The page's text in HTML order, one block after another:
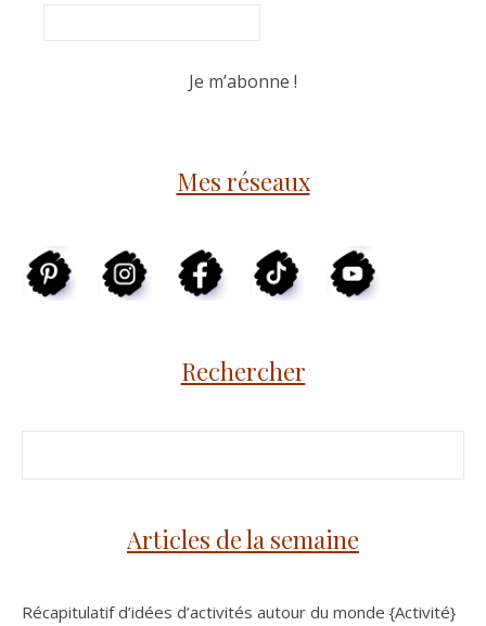
Mes réseaux
Rechercher
Articles de la semaine
Récapitulatif d’idées d’activités autour du monde {Activité}